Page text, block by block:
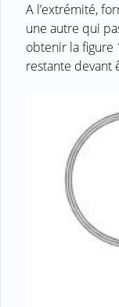
A l’extrémité,
une autre qui
obtenir la figure
restante devant